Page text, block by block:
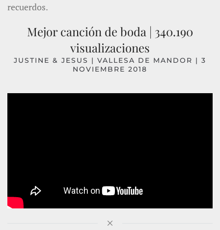
recuerdos.
Mejor canción de boda | 340.190
visualizaciones
JUSTINE & JESUS | VALLESA DE MANDOR | 3
NOVIEMBRE 2018